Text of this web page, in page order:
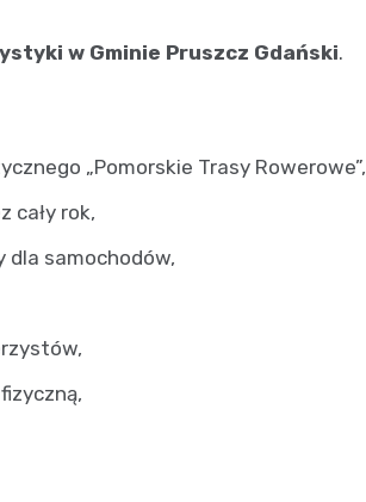
w Gminie Pruszcz Gdański.
„Pomorskie Trasy Rowerowe”,
cały rok,
samochodów,